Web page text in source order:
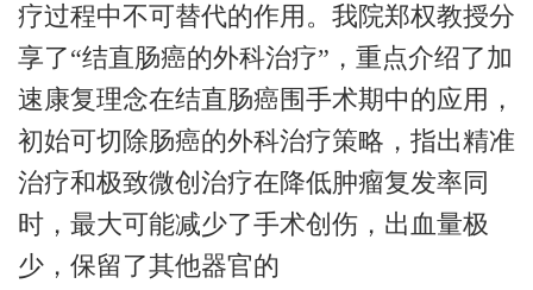
疗过程中不可替代的作用。我院郑权教授分
享了“结直肠癌的外科治疗”，重点介绍了加
速康复理念在结直肠癌围手术期中的应用，
初始可切除肠癌的外科治疗策略，指出精准
治疗和极致微创治疗在降低肿瘤复发率同
时，最大可能减少了手术创伤，出血量极
少，保留了其他器官的